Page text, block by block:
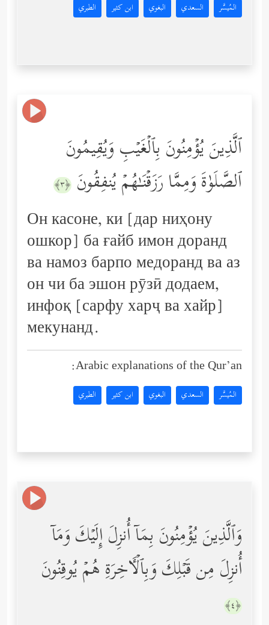
المُيسَّر السعدي البغوي ابن كثير الطبري
ٱلَّذِینَ یُؤۡمِنُونَ بِٱلۡغَیۡبِ وَیُقِیمُونَ
ٱلصَّلَوٰةَ وَمِمَّا رَزَقۡنَـٰهُمۡ یُنفِقُونَ ﴿٣﴾
Он касоне, ки [дар ниҳону
ошкор] ба ғайб имон доранд
ва намоз барпо медоранд ва аз
он чи ба эшон рӯзӣ додаем,
инфоқ [сарфу харҷ ва хайр]
мекунанд.
Arabic explanations of the Qur’an:
المُيسَّر السعدي البغوي ابن كثير الطبري
وَٱلَّذِینَ یُؤۡمِنُونَ بِمَاۤ أُنزِلَ إِلَیۡكَ وَمَاۤ
أُنزِلَ مِن قَبۡلِكَ وَبِٱلۡـَٔاخِرَةِ هُمۡ یُوقِنُونَ
﴿٤﴾